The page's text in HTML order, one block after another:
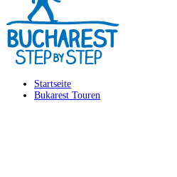
Startseite
Bukarest Touren